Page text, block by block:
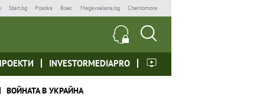
Start.bg Posoka Boec Megavselena.bg Chernomore
INVESTORMEDIAPRO
ВОЙНАТА В УКРАЙНА